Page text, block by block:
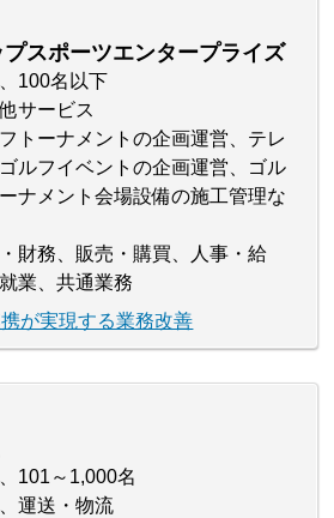
スポーツエンタープライズ
100名以下
サービス
トーナメントの企画運営、テレ
ルフイベントの企画運営、ゴル
ナメント会場設備の施工管理な
財務、販売・購買、人事・給
業、共通業務
が実現する業務改善
101～1,000名
運送・物流